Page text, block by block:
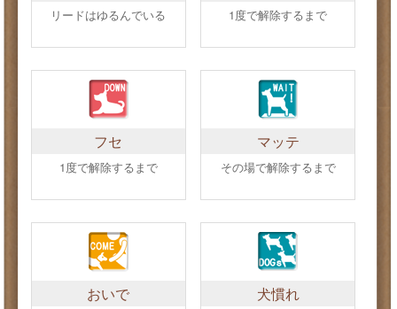
リードはゆるんでいる 1度で解除するまで
フセ
1度で解除するまで
マッテ
その場で解除するまで
おいで 犬慣れ